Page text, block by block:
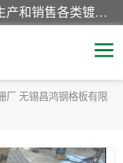
无锡昌鸿钢格板有限公司是专业生产和销售各类镀锌钢格板、镀锌钢格栅、不锈钢钢格及其相关产品的现代化企业。公司产品广泛运用于石油、化工、港口、电力、运输、造纸、医药、钢铁、食品、市政、房地产、制造业等各个领域。
厂 无锡昌鸿钢格板有限
盖板